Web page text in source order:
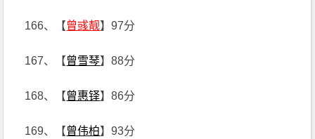
166、【曾彧靓】97分
167、【曾雪琴】88分
168、【曾惠铎】86分
169、【曾伟柏】93分